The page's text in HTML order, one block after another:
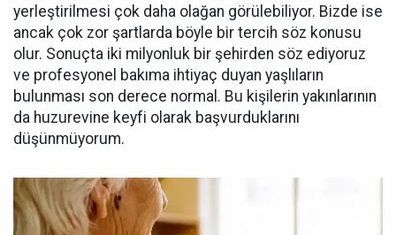
yerleştirilmesi çok daha olağan görülebiliyor. Bizde ise
ancak çok zor şartlarda böyle bir tercih söz konusu
olur. Sonuçta iki milyonluk bir şehirden söz ediyoruz
ve profesyonel bakıma ihtiyaç duyan yaşlıların
bulunması son derece normal. Bu kişilerin yakınlarının
da huzurevine keyfi olarak başvurduklarını
düşünmüyorum.